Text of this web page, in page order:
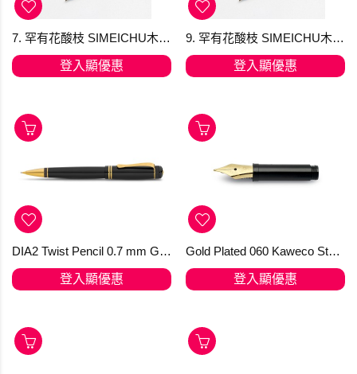
7. 罕有花酸枝 SIMEICHU木製鋼筆 Schmidt F尖 (現貨) 最後貨存
登入顯優惠
9. 罕有花酸枝 SIMEICHU木製鋼筆 Schmidt F尖 (現貨) 最後貨存
登入顯優惠
DIA2 Twist Pencil 0.7 mm Gold 鉛筆
登入顯優惠
Gold Plated 060 Kaweco Steel Nib with thread
登入顯優惠